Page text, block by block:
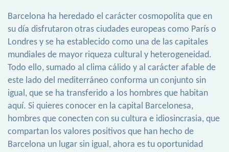
Barcelona ha heredado el carácter cosmopolita que en
su día disfrutaron otras ciudades europeas como París o
Londres y se ha establecido como una de las capitales
mundiales de mayor riqueza cultural y heterogeneidad.
Todo ello, sumado al clima cálido y al carácter afable de
este lado del mediterráneo conforma un conjunto sin
igual, que se ha transferido a los hombres que habitan
aquí. Si quieres conocer en la capital Barcelonesa,
hombres que conecten con su cultura e idiosincrasia, que
compartan los valores positivos que han hecho de
Barcelona un lugar sin igual, ahora es tu oportunidad